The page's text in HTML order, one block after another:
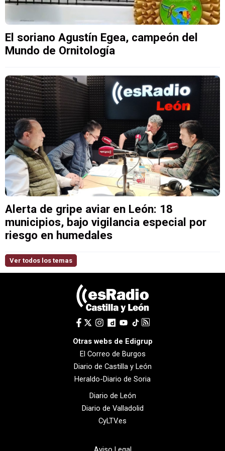
El soriano Agustín Egea, campeón del
Mundo de Ornitología
Alerta de gripe aviar en León: 18
municipios, bajo vigilancia especial por
riesgo en humedales
Ver todos los temas
Otras webs de Edigrup
El Correo de Burgos
Diario de Castilla y León
Heraldo-Diario de Soria
Diario de León
Diario de Valladolid
CyLTV.es